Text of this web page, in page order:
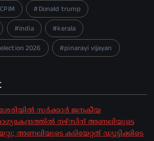
CPIM
Donald trump
india
kerala
2026
pinarayi vijayan
സര്‍ക്കാര്‍ ജനകീയ
നഴ്സിന് അണലിയുടെ
അണലിയുടെ കടിയേറ്റത് ഡ്യൂട്ടിക്കിടെ